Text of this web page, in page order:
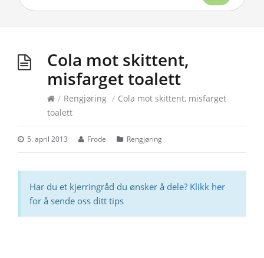
Cola mot skittent,
misfarget toalett
/ Rengjøring / Cola mot skittent, misfarget
toalett
5. april 2013 Frode Rengjøring
Har du et kjerringråd du ønsker å dele? Klikk her
for å sende oss ditt tips